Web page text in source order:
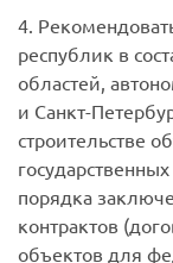
4.
республик в
областей,
и Санкт-
строительстве
порядка
контрактов
объектов для